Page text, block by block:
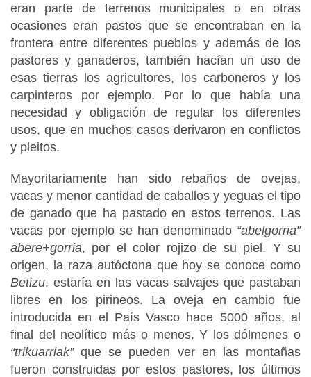
eran parte de terrenos municipales o en otras
ocasiones eran pastos que se encontraban en la
frontera entre diferentes pueblos y además de los
pastores y ganaderos, también hacían un uso de
esas tierras los agricultores, los carboneros y los
carpinteros por ejemplo. Por lo que había una
necesidad y obligación de regular los diferentes
usos, que en muchos casos derivaron en conflictos
y pleitos.
Mayoritariamente han sido rebaños de ovejas,
vacas y menor cantidad de caballos y yeguas el tipo
de ganado que ha pastado en estos terrenos. Las
vacas por ejemplo se han denominado “abelgorria”
abere+gorria, por el color rojizo de su piel. Y su
origen, la raza autóctona que hoy se conoce como
Betizu, estaría en las vacas salvajes que pastaban
libres en los pirineos. La oveja en cambio fue
introducida en el País Vasco hace 5000 años, al
final del neolítico más o menos. Y los dólmenes o
“trikuarriak”que se pueden ver en las montañas
fueron construidas por estos pastores, los últimos